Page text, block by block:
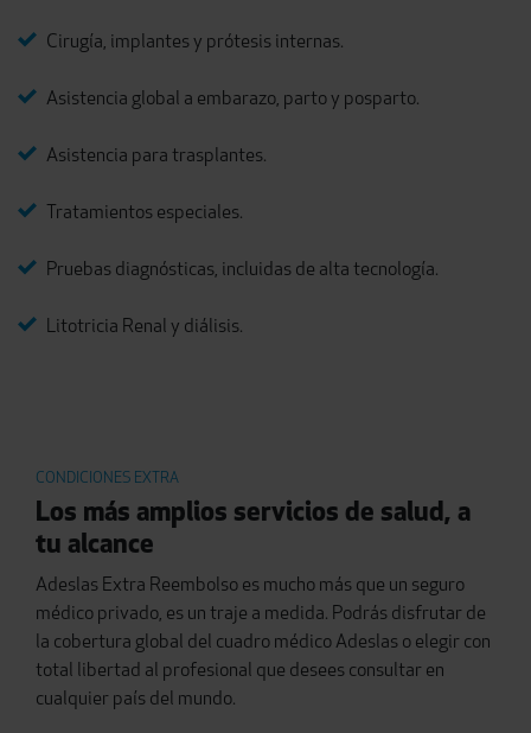
Cirugía, implantes y prótesis internas.
Asistencia global a embarazo, parto y posparto.
Asistencia para trasplantes.
Tratamientos especiales.
Pruebas diagnósticas, incluidas de alta tecnología.
Litotricia Renal y diálisis.
CONDICIONES EXTRA
Los más amplios servicios de salud, a
tu alcance
Adeslas Extra Reembolso es mucho más que un seguro
médico privado, es un traje a medida. Podrás disfrutar de
la cobertura global del cuadro médico Adeslas o elegir con
total libertad al profesional que desees consultar en
cualquier país del mundo.